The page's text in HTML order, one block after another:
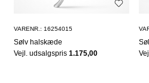
VARENR.: 16254015
Sølv halskæde
Vejl. udsalgspris 1.175,00